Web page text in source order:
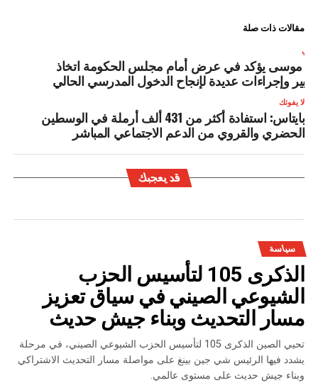
مقالات ذات صلة
موسى يؤكد في عرض أمام مجلس الحكومة اتخاذ
وإجراءات عديدة لإنجاح الدخول المدرسي الحالي
لا يفوتك
بايتاس: استفادة أكثر من 431 ألف أرملة في الوسطين
الحضري والقروي من الدعم الاجتماعي المباشر
قد يعجبك
سياسة
الذكرى 105 لتأسيس الحزب
الشيوعي الصيني في سياق تعزيز
مسار التحديث وبناء جيش حديث
تحيي الصين الذكرى 105 لتأسيس الحزب الشيوعي الصيني، في مرحلة
يشدد فيها الرئيس شي جين بينغ على مواصلة مسار التحديث الاشتراكي
وبناء جيش حديث على مستوى عالمي.